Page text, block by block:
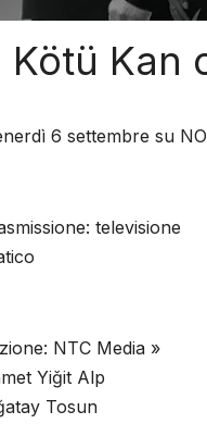
Kötü Kan
6 settembre su
televisione
NTC Media »
Yiğit Alp
Tosun